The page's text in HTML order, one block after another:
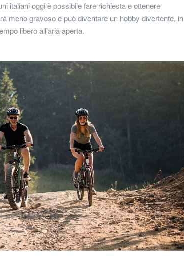
italiani oggi è possibile fare richiesta e ottenere
meno gravoso e può diventare un hobby divertente, in
libero all'aria aperta.